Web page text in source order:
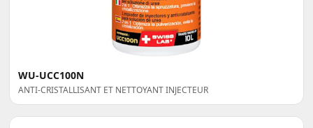
WU-UCC100N
ANTI-CRISTALLISANT ET NETTOYANT INJECTEUR